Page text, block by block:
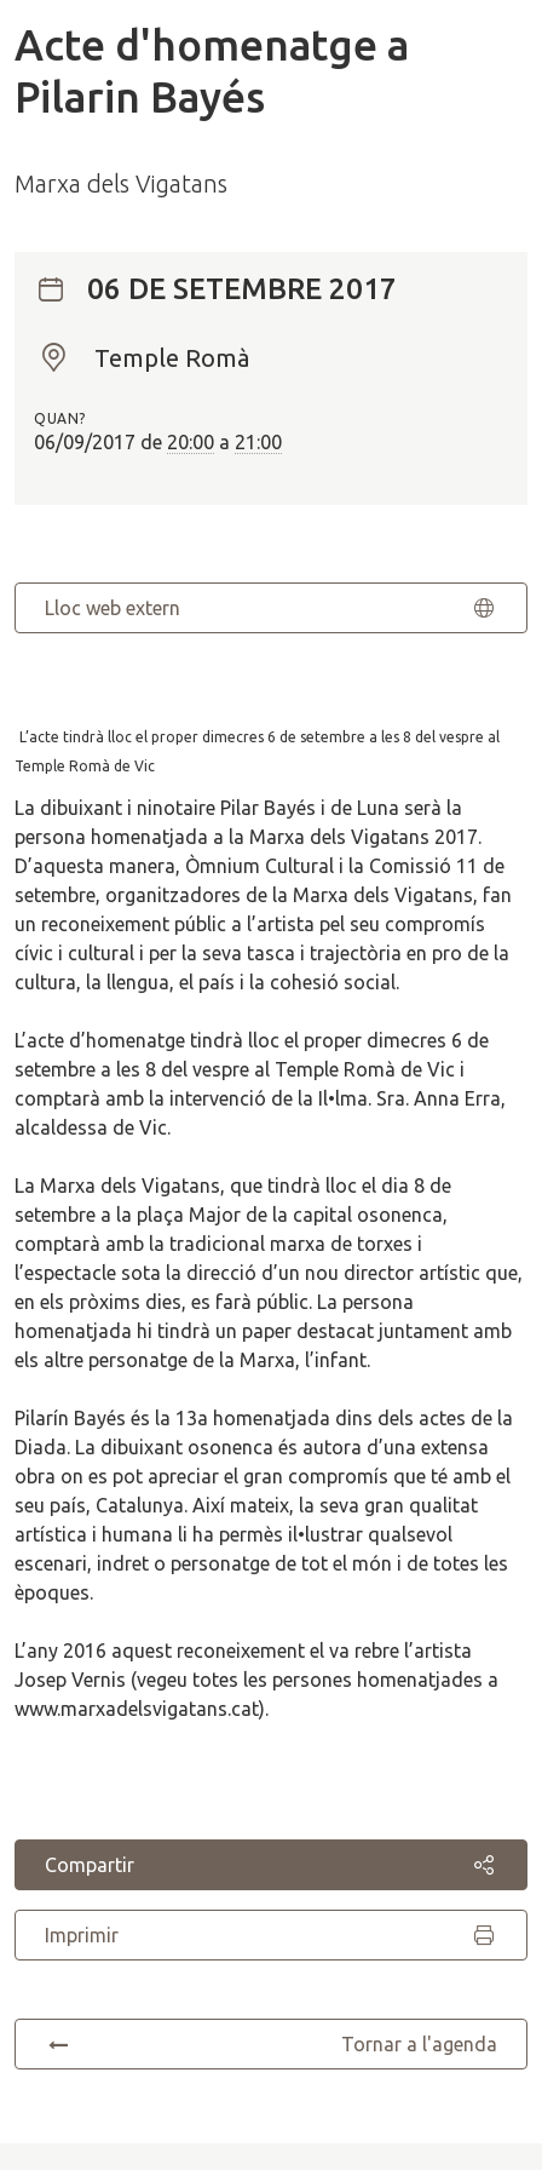
Acte d'homenatge a
Pilarin Bayés
Marxa dels Vigatans
06 DE SETEMBRE 2017
O
?
Temple Romà
QUAN?
06/09/2017 de 20:00 a 21:00
Lloc web extern
L’acte tindrà lloc el proper dimecres 6 de setembre a les 8 del vespre al
Temple Romà de Vic
La dibuixant i ninotaire Pilar Bayés i de Luna serà la
persona homenatjada a la Marxa dels Vigatans 2017.
D’aquesta manera, Òmnium Cultural i la Comissió 11 de
setembre, organitzadores de la Marxa dels Vigatans, fan
un reconeixement públic a l’artista pel seu compromís
cívic i cultural i per la seva tasca i trajectòria en pro de la
cultura, la llengua, el país i la cohesió social.
L’acte d’homenatge tindrà lloc el proper dimecres 6 de
setembre a les 8 del vespre al Temple Romà de Vic i
comptarà amb la intervenció de la Il•lma. Sra. Anna Erra,
alcaldessa de Vic.
La Marxa dels Vigatans, que tindrà lloc el dia 8 de
setembre a la plaça Major de la capital osonenca,
comptarà amb la tradicional marxa de torxes i
l’espectacle sota la direcció d’un nou director artístic que,
en els pròxims dies, es farà públic. La persona
homenatjada hi tindrà un paper destacat juntament amb
els altre personatge de la Marxa, l’infant.
Pilarín Bayés és la 13a homenatjada dins dels actes de la
Diada. La dibuixant osonenca és autora d’una extensa
obra on es pot apreciar el gran compromís que té amb el
seu país, Catalunya. Així mateix, la seva gran qualitat
artística i humana li ha permès il•lustrar qualsevol
escenari, indret o personatge de tot el món i de totes les
èpoques.
L’any 2016 aquest reconeixement el va rebre l’artista
Josep Vernis (vegeu totes les persones homenatjades a
www.marxadelsvigatans.cat).
Compartir
Imprimir
Tornar a l'agenda